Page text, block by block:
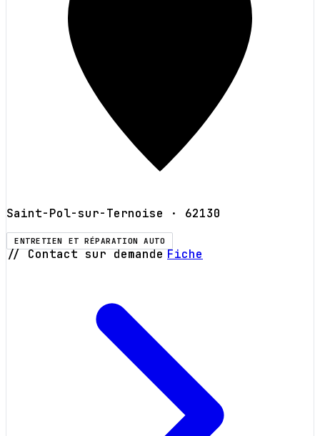
Saint-Pol-sur-Ternoise · 62130
ENTRETIEN ET RÉPARATION AUTO
// Contact sur demande Fiche